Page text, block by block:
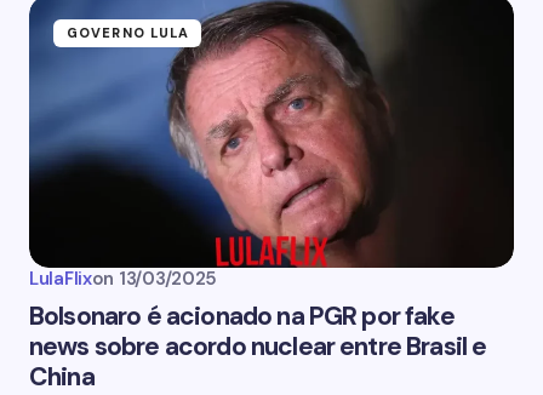
GOVERNO LULA
LulaFlixon 13/03/2025
Bolsonaro é acionado na PGR por fake
news sobre acordo nuclear entre Brasil e
China